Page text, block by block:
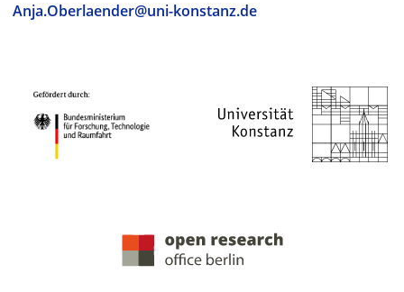
Anja.Oberlaender@uni-konstanz.de